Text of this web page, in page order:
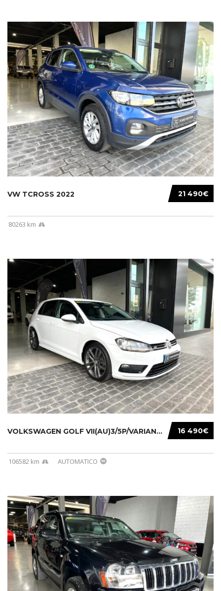
21 490€
VW TCROSS 2022
80263 km
16 490€
VOLKSWAGEN GOLF VII(AU)3/5P/VARIANT(12-16 20...
106582 km AUTOMATICO